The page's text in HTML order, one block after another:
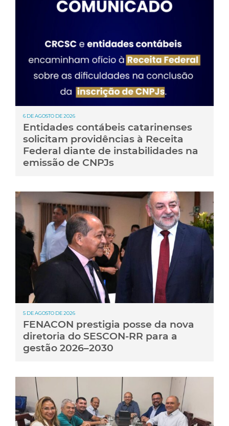
6 DE AGOSTO DE 2026
Entidades contábeis catarinenses
solicitam providências à Receita
Federal diante de instabilidades na
emissão de CNPJs
5 DE AGOSTO DE 2026
FENACON prestigia posse da nova
diretoria do SESCON-RR para a
gestão 2026–2030